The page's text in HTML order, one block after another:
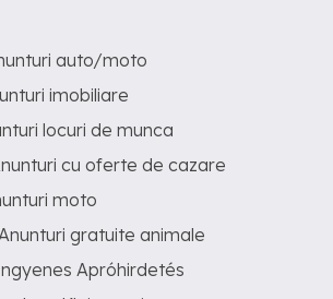
auto/moto
imobiliare
locuri de munca
cu oferte de cazare
moto
gratuite animale
Apróhirdetés